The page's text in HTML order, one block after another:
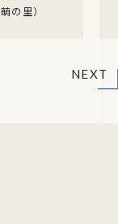
阿蘇郡西原村小森2115-3（西原村 俵山交流館 萌の里）
NEXT